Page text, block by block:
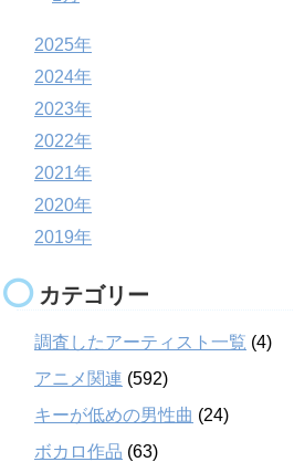
2025年
2024年
2023年
2022年
2021年
2020年
2019年
カテゴリー
調査したアーティスト一覧 (4)
アニメ関連 (592)
キーが低めの男性曲 (24)
ボカロ作品 (63)